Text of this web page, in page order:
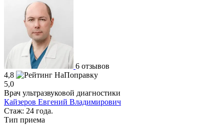
6 отзывов
4,8
5,0
Врач ультразвуковой диагностики
Кайзеров Евгений Владимирович
Стаж: 24 года.
Тип приема